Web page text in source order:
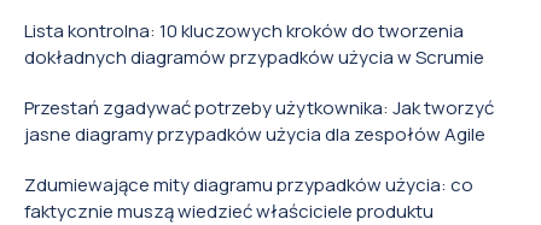
Lista kontrolna: 10 kluczowych kroków do tworzenia
dokładnych diagramów przypadków użycia w Scrumie
Przestań zgadywać potrzeby użytkownika: Jak tworzyć
jasne diagramy przypadków użycia dla zespołów Agile
Zdumiewające mity diagramu przypadków użycia: co
faktycznie muszą wiedzieć właściciele produktu